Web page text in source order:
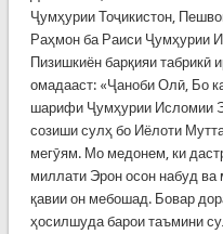
Ҷумҳурии Тоҷикистон,
Раҳмон ба Раиси Ҷумҳурии
Пизишкиён барқияи табрикӣ
омадааст: «Ҷаноби Олӣ, Бо
шарифи Ҷумҳурии Исломии
созиши сулҳ бо Иёлоти
мегӯям. Мо медонем, ки
миллати Эрон осон набуд
қавии он мебошад. Бовар
ҳосилшуда барои таъмини